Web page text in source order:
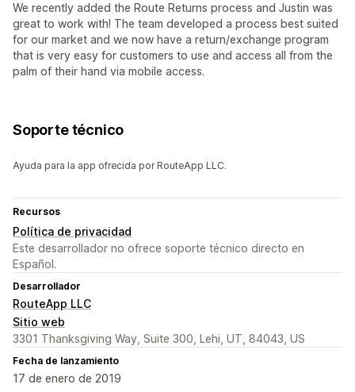
We recently added the Route Returns process and Justin was
great to work with! The team developed a process best suited
for our market and we now have a return/exchange program
that is very easy for customers to use and access all from the
palm of their hand via mobile access.
Soporte técnico
Ayuda para la app ofrecida por RouteApp LLC.
Recursos
Política de privacidad
Este desarrollador no ofrece soporte técnico directo en
Español.
Desarrollador
RouteApp LLC
Sitio web
3301 Thanksgiving Way, Suite 300, Lehi, UT, 84043, US
Fecha de lanzamiento
17 de enero de 2019